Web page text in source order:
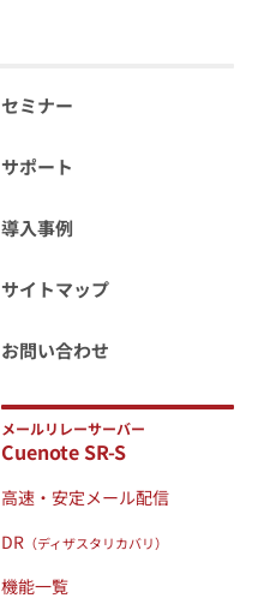
セミナー
サポート
導入事例
サイトマップ
お問い合わせ
メールリレーサーバー
Cuenote SR-S
高速・安定メール配信
DR （ディザスタリカバリ）
機能一覧